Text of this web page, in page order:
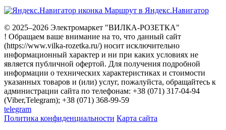
Маршрут в Яндекс.Навигатор
© 2025–2026 Электромаркет "ВИЛКА-РОЗЕТКА"
! Обращаем ваше внимание на то, что данный сайт
(https://www.vilka-rozetka.ru/) носит исключительно
информационный характер и ни при каких условиях не
является публичной офертой. Для получения подробной
информации о технических характеристиках и стоимости
указанных товаров и (или) услуг, пожалуйста, обращайтесь к
администрации сайта по телефонам: +38 (071) 317-04-94
(Viber,Telegram); +38 (071) 368-99-59
telegram
Политика конфиденциальности Карта сайта